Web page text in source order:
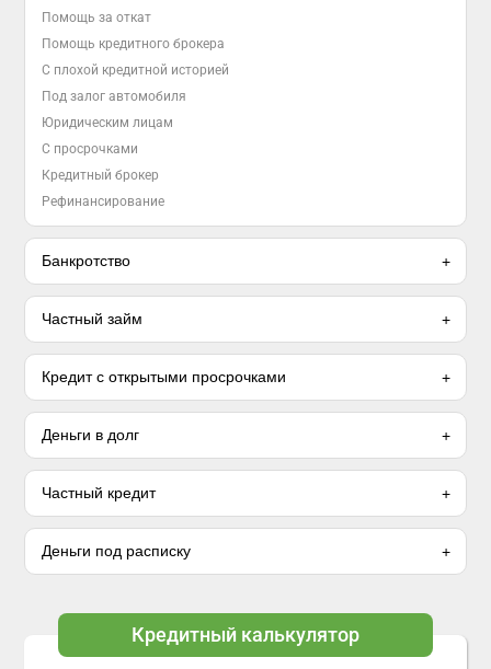
Помощь за откат
Помощь кредитного брокера
С плохой кредитной историей
Под залог автомобиля
Юридическим лицам
С просрочками
Кредитный брокер
Рефинансирование
Банкротство
Частный займ
Кредит с открытыми просрочками
Деньги в долг
Частный кредит
Деньги под расписку
Кредитный калькулятор